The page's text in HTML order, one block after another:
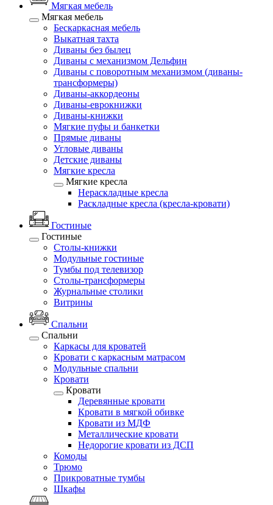
Мягкая мебель
Мягкая мебель
Бескаркасная мебель
Выкатная тахта
Диваны без былец
Диваны с механизмом Дельфин
Диваны с поворотным механизмом (диваны-
трансформеры)
Диваны-аккордеоны
Диваны-еврокнижки
Диваны-книжки
Мягкие пуфы и банкетки
Прямые диваны
Угловые диваны
Детские диваны
Мягкие кресла
Мягкие кресла
Нераскладные кресла
Раскладные кресла (кресла-кровати)
Гостиные
Гостиные
Столы-книжки
Модульные гостиные
Тумбы под телевизор
Столы-трансформеры
Журнальные столики
Витрины
Спальни
Спальни
Каркасы для кроватей
Кровати с каркасным матрасом
Модульные спальни
Кровати
Кровати
Деревянные кровати
Кровати в мягкой обивке
Кровати из МДФ
Металлические кровати
Недорогие кровати из ДСП
Комоды
Трюмо
Прикроватные тумбы
Шкафы